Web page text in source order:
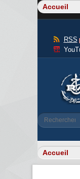
RSS
Rechercher